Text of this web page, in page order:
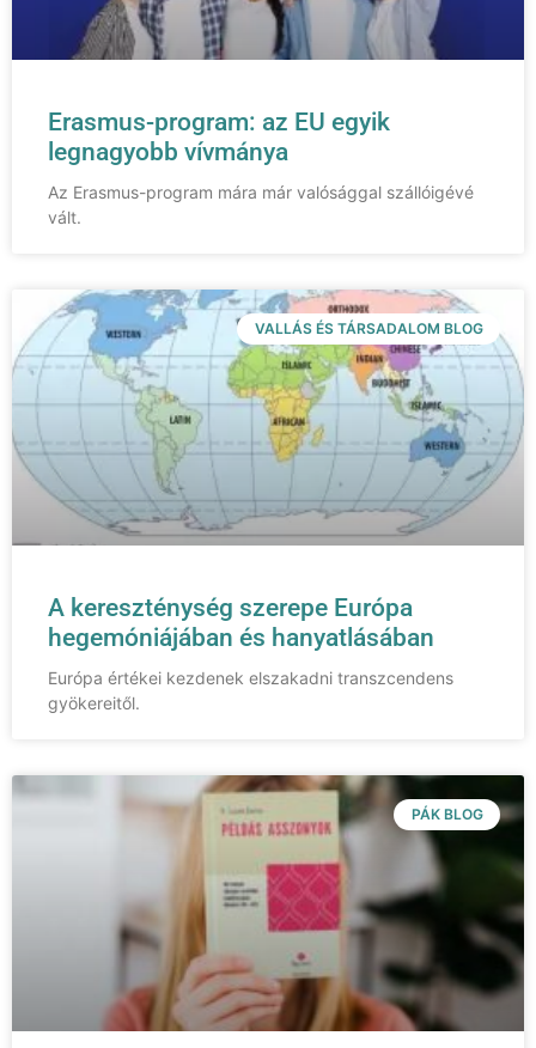
Erasmus-program: az EU egyik
legnagyobb vívmánya
Az Erasmus-program mára már valósággal szállóigévé
vált.
VALLÁS ÉS TÁRSADALOM BLOG
A kereszténység szerepe Európa
hegemóniájában és hanyatlásában
Európa értékei kezdenek elszakadni transzcendens
gyökereitől.
PÁK BLOG